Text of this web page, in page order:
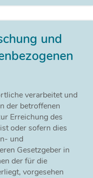
und
verarbeitet und
der betroffenen
Erreichung des
oder sofern dies
und
Gesetzgeber in
der für die
vorgesehen